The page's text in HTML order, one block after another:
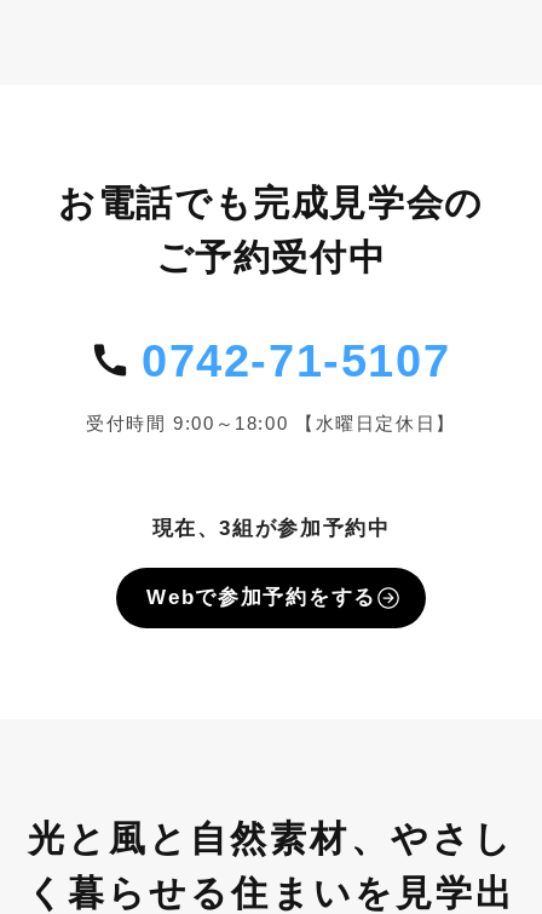
お電話でも完成見学会の
ご予約受付中
0742-71-5107
受付時間 9:00～18:00 【水曜日定休日】
現在、3組が参加予約中
Webで参加予約をする
光と風と自然素材、やさし
く暮らせる住まいを見学出